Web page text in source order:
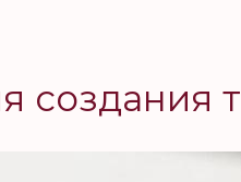
создания